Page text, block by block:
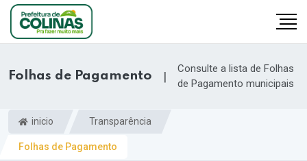
Folhas de Pagamento |
Consulte a lista de Folhas
de Pagamento municipais
inicio Transparência
Folhas de Pagamento